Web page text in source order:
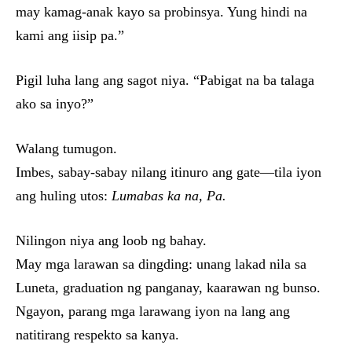
may kamag-anak kayo sa probinsya. Yung hindi na
kami ang iisip pa.”
Pigil luha lang ang sagot niya. “Pabigat na ba talaga
ako sa inyo?”
Walang tumugon.
Imbes, sabay-sabay nilang itinuro ang gate—tila iyon
ang huling utos: Lumabas ka na, Pa.
Nilingon niya ang loob ng bahay.
May mga larawan sa dingding: unang lakad nila sa
Luneta, graduation ng panganay, kaarawan ng bunso.
Ngayon, parang mga larawang iyon na lang ang
natitirang respekto sa kanya.